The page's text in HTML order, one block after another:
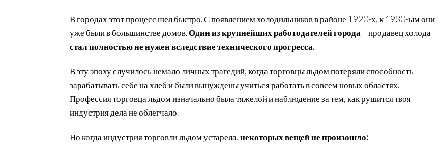
В городах этот процесс шел быстро. С появлением холодильников в районе 1920-х, к 1930-ым они
уже были в большинстве домов.Один из крупнейших работодателей города – продавец холода –
стал полностью не нужен вследствие технического прогресса.
В эту эпоху случилось немало личных трагедий, когда торговцы льдом потеряли способность
зарабатывать себе на хлеб и были вынуждены учиться работать в совсем новых областях.
Профессия торговца льдом изначально была тяжелой и наблюдение за тем, как рушится твоя
индустрия дела не облегчало.
Но когда индустрия торговли льдом устарела,некоторых вещей не произошло: